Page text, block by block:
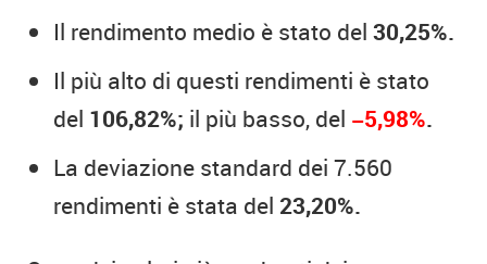
Il rendimento medio è stato del 30,25%.
Il più alto di questi rendimenti è stato
del 106,82%; il più basso, del −5,98%.
La deviazione standard dei 7.560
rendimenti è stata del 23,20%.